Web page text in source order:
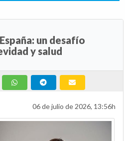
un desafío
y salud
06 de julio de 2026, 13:56h